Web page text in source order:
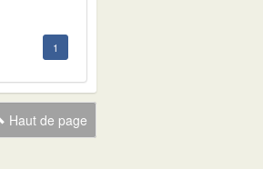
1
Haut de page